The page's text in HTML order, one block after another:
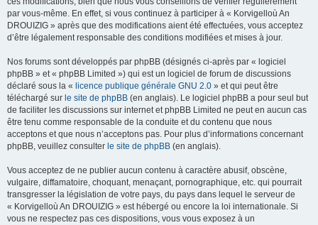
par vous-même. En effet, si vous continuez à participer à « Korvigelloù An
DROUIZIG » après que des modifications aient été effectuées, vous acceptez
d’être légalement responsable des conditions modifiées et mises à jour.
Nos forums sont développés par phpBB (désignés ci-après par « logiciel
phpBB » et « phpBB Limited ») qui est un logiciel de forum de discussions
déclaré sous la « licence publique générale GNU 2.0 » et qui peut être
téléchargé sur le site de phpBB (en anglais). Le logiciel phpBB a pour seul but
de faciliter les discussions sur internet et phpBB Limited ne peut en aucun cas
être tenu comme responsable de la conduite et du contenu que nous
acceptons et que nous n’acceptons pas. Pour plus d’informations concernant
phpBB, veuillez consulter le site de phpBB (en anglais).
Vous acceptez de ne publier aucun contenu à caractère abusif, obscène,
vulgaire, diffamatoire, choquant, menaçant, pornographique, etc. qui pourrait
transgresser la législation de votre pays, du pays dans lequel le serveur de
« Korvigelloù An DROUIZIG » est hébergé ou encore la loi internationale. Si
vous ne respectez pas ces dispositions, vous vous exposez à un